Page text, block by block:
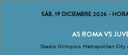
SÁB. 19 DICIEMBRE 2026 -
AS ROMA VS
Stadio Olimpico, Metropolitan City